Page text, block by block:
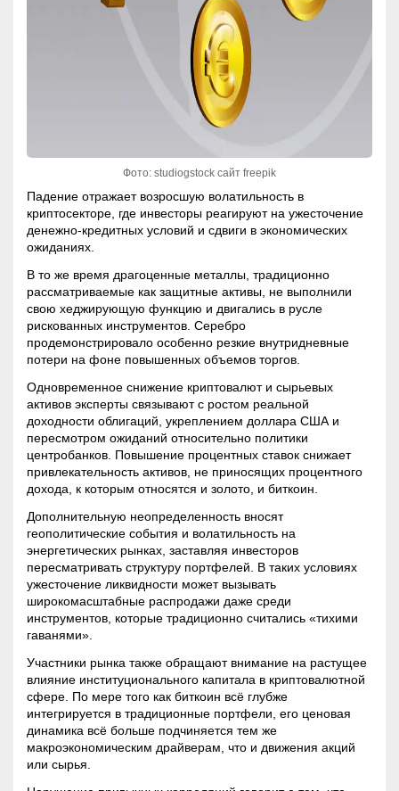
Фото: studiogstock сайт freepik
Падение отражает возросшую волатильность в
криптосекторе, где инвесторы реагируют на ужесточение
денежно-кредитных условий и сдвиги в экономических
ожиданиях.
В то же время драгоценные металлы, традиционно
рассматриваемые как защитные активы, не выполнили
свою хеджирующую функцию и двигались в русле
рискованных инструментов. Серебро
продемонстрировало особенно резкие внутридневные
потери на фоне повышенных объемов торгов.
Одновременное снижение криптовалют и сырьевых
активов эксперты связывают с ростом реальной
доходности облигаций, укреплением доллара США и
пересмотром ожиданий относительно политики
центробанков. Повышение процентных ставок снижает
привлекательность активов, не приносящих процентного
дохода, к которым относятся и золото, и биткоин.
Дополнительную неопределенность вносят
геополитические события и волатильность на
энергетических рынках, заставляя инвесторов
пересматривать структуру портфелей. В таких условиях
ужесточение ликвидности может вызывать
широкомасштабные распродажи даже среди
инструментов, которые традиционно считались «тихими
гаванями».
Участники рынка также обращают внимание на растущее
влияние институционального капитала в криптовалютной
сфере. По мере того как биткоин всё глубже
интегрируется в традиционные портфели, его ценовая
динамика всё больше подчиняется тем же
макроэкономическим драйверам, что и движения акций
или сырья.